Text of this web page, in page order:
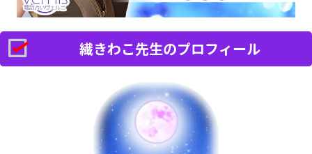
繊きわこ先生のプロフィール